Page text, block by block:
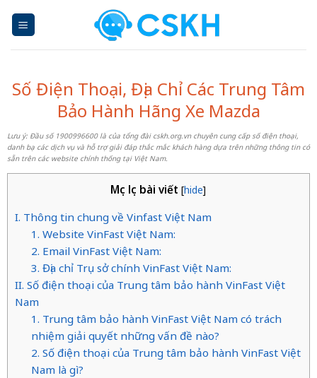
Số Điện Thoại, Địa Chỉ Các Trung Tâm
Bảo Hành Hãng Xe Mazda
Lưu ý: Đầu số 1900996600 là của tổng đài cskh.org.vn chuyên cung cấp số điện thoại,
danh bạ các dịch vụ và hỗ trợ giải đáp thắc mắc khách hàng dựa trên những thông tin có
sẵn trên các website chính thống tại Việt Nam.
Mục lục bài viết [hide]
I. Thông tin chung về Vinfast Việt Nam
1. Website VinFast Việt Nam:
2. Email VinFast Việt Nam:
3. Địa chỉ Trụ sở chính VinFast Việt Nam:
II. Số điện thoại của Trung tâm bảo hành VinFast Việt
Nam
1. Trung tâm bảo hành VinFast Việt Nam có trách
nhiệm giải quyết những vấn đề nào?
2. Số điện thoại của Trung tâm bảo hành VinFast Việt
Nam là gì?